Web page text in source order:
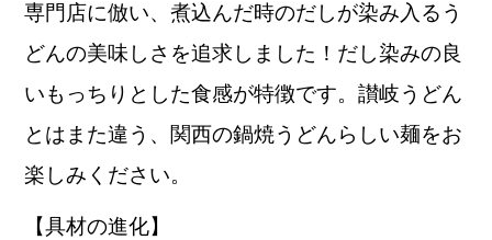
専門店に倣い、煮込んだ時のだしが染み入るう
どんの美味しさ を追求しました！だし染みの良
いもっちりとした食感が特徴です。讃岐うどん
とはまた違う、関西の鍋焼うどんらしい麺をお
楽しみください。
【具材の進化】